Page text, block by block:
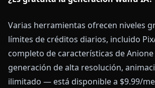
Varias herramientas ofrecen niveles
límites de créditos diarios, incluido
completo de características de
generación de alta resolución,
ilimitado — está disponible a $9.99/